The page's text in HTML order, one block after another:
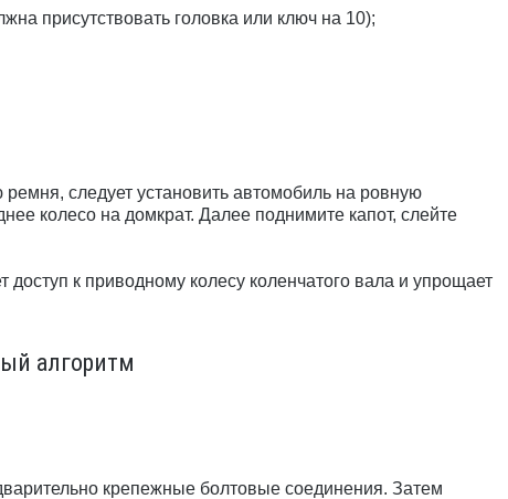
присутствовать головка или ключ на 10);
следует установить автомобиль на ровную
колесо на домкрат. Далее поднимите капот, слейте
доступ к приводному колесу коленчатого вала и упрощает
алгоритм
крепежные болтовые соединения. Затем